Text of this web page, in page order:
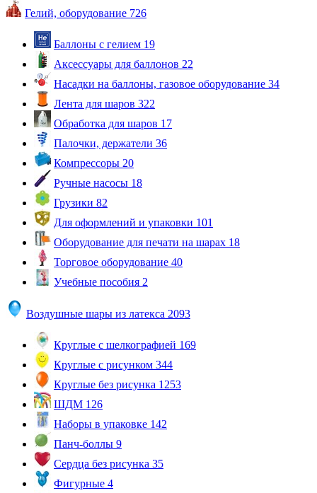
Гелий, оборудование 726
Баллоны с гелием 19
Аксессуары для баллонов 22
Насадки на баллоны, газовое оборудование 34
Лента для шаров 322
Обработка для шаров 17
Палочки, держатели 36
Компрессоры 20
Ручные насосы 18
Грузики 82
Для оформлений и упаковки 101
Оборудование для печати на шарах 18
Торговое оборудование 40
Учебные пособия 2
Воздушные шары из латекса 2093
Круглые с шелкографией 169
Круглые с рисунком 344
Круглые без рисунка 1253
ШДМ 126
Наборы в упаковке 142
Панч-боллы 9
Сердца без рисунка 35
Фигурные 4